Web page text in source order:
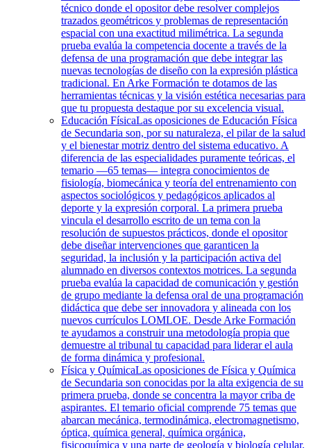
técnico donde el opositor debe resolver complejos
trazados geométricos y problemas de representación
espacial con una exactitud milimétrica. La segunda
prueba evalúa la competencia docente a través de la
defensa de una programación que debe integrar las
nuevas tecnologías de diseño con la expresión plástica
tradicional. En Arke Formación te dotamos de las
herramientas técnicas y la visión estética necesarias para
que tu propuesta destaque por su excelencia visual.
Educación FísicaLas oposiciones de Educación Física
de Secundaria son, por su naturaleza, el pilar de la salud
y el bienestar motriz dentro del sistema educativo. A
diferencia de las especialidades puramente teóricas, el
temario —65 temas— integra conocimientos de
fisiología, biomecánica y teoría del entrenamiento con
aspectos sociológicos y pedagógicos aplicados al
deporte y la expresión corporal. La primera prueba
vincula el desarrollo escrito de un tema con la
resolución de supuestos prácticos, donde el opositor
debe diseñar intervenciones que garanticen la
seguridad, la inclusión y la participación activa del
alumnado en diversos contextos motrices. La segunda
prueba evalúa la capacidad de comunicación y gestión
de grupo mediante la defensa oral de una programación
didáctica que debe ser innovadora y alineada con los
nuevos currículos LOMLOE. Desde Arke Formación
te ayudamos a construir una metodología propia que
demuestre al tribunal tu capacidad para liderar el aula
de forma dinámica y profesional.
Física y QuímicaLas oposiciones de Física y Química
de Secundaria son conocidas por la alta exigencia de su
primera prueba, donde se concentra la mayor criba de
aspirantes. El temario oficial comprende 75 temas que
abarcan mecánica, termodinámica, electromagnetismo,
óptica, química general, química orgánica,
fisicoquímica y una parte de geología y biología celular.